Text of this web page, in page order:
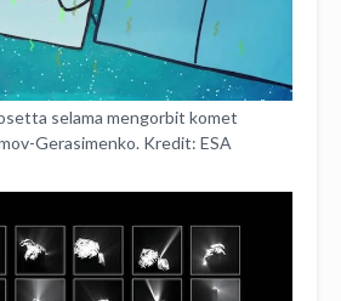
selama mengorbit komet
Gerasimenko. Kredit: ESA